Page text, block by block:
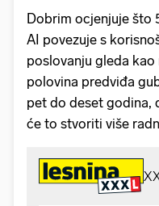
Dobrim ocjenjuje što
AI povezuje s
poslovanju gleda
polovina predviđa
pet do deset godina,
će to stvoriti više